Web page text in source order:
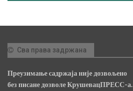
Сва права задржана
Преузимање садржаја није дозвољено
без писане дозволе КрушевацПРЕСС-а.